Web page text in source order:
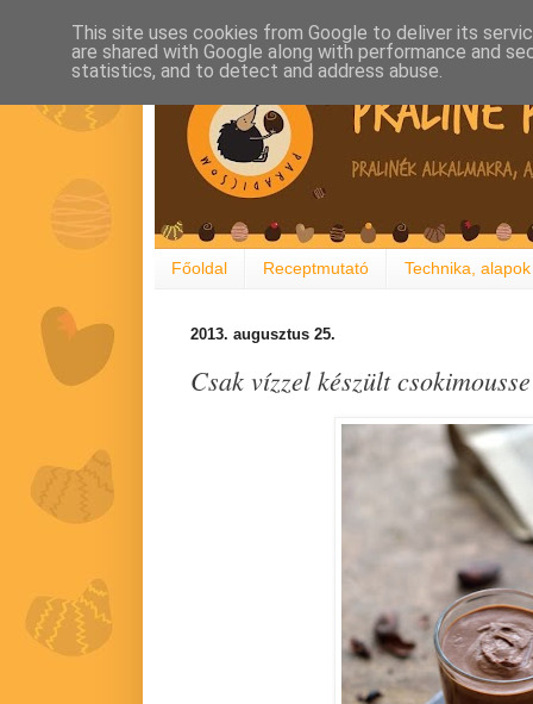
Főoldal Receptmutató Technika, alapok
2013. augusztus 25.
Csak vízzel készült
This site uses cookies from Google to deliver its
are shared with Google along with performance and
statistics, and to detect and address abuse.